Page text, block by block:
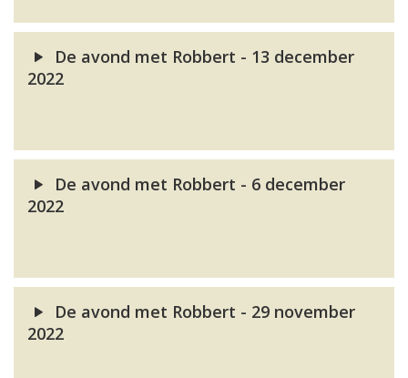
De avond met Robbert - 13 december
2022
De avond met Robbert - 6 december
2022
De avond met Robbert - 29 november
2022